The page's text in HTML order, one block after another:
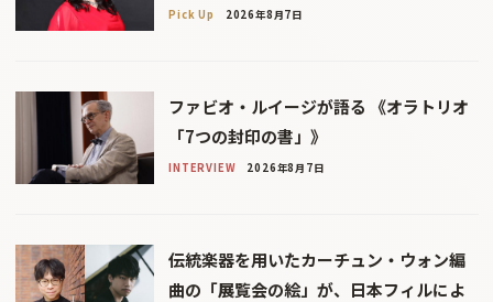
Pick Up 2026年8月7日
ファビオ・ルイージが語る 《オラトリオ
「7つの封印の書」》
INTERVIEW 2026年8月7日
伝統楽器を用いたカーチュン・ウォン編
曲の「展覧会の絵」が、日本フィルによ